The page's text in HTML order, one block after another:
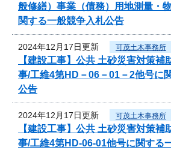
般修繕）事業（債務）用地測量・
関する一般競争入札公告
2024年12月17日更新 可茂土木事務所
【建設工事】公共 土砂災害対策
事/工維4第HD－06－01－2他号に
公告
2024年12月17日更新 可茂土木事務所
【建設工事】公共 土砂災害対策
事/工維4第HD-06-01他号に関する